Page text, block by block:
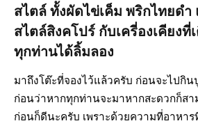
สไตล์ ทั้งผัดไข่เค็ม พริกไทยดำ
สไตล์สิงคโปร์ กับเครี่องเคียงที่
ทุกท่านได้ลิ้มลอง
มาถึงโต๊ะที่จองไว้แล้วครับ ก่อนจะไปกิ
ก่อนว่าหากทุกท่านจะมาหากสะดวกก็สา
ก่อนก็ดีนะครับ เพราะด้วยความที่อาหา